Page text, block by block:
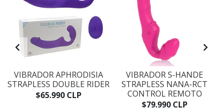
VIBRADOR APHRODISIA
STRAPLESS DOUBLE RIDER
$65.990 CLP
VIBRADOR S-HANDE
STRAPLESS NANA-RCT
CONTROL REMOTO
$79.990 CLP